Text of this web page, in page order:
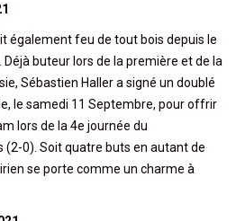
également feu de tout bois depuis le
buteur lors de la première et de la
Sébastien Haller a signé un doublé
le samedi 11 Septembre, pour offrir
lors de la 4e journée du
(2-0). Soit quatre buts en autant de
se porte comme un charme à